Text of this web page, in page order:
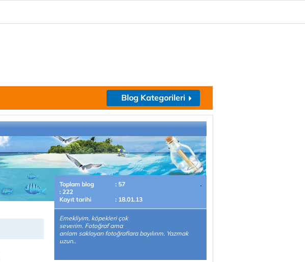
Blog Kategorileri
Toplam blog
: 57
: 222
Kayıt tarihi
: 18.01.13
Emekliyim, köpekleri çok
severim. Fotoğraf ama
anlam saklayan fotoğraflara bayılırım. Yazmak
uzun..